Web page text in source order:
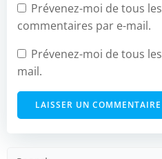
Prévenez-moi de tous
commentaires par e-mail.
Prévenez-moi de tous
mail.